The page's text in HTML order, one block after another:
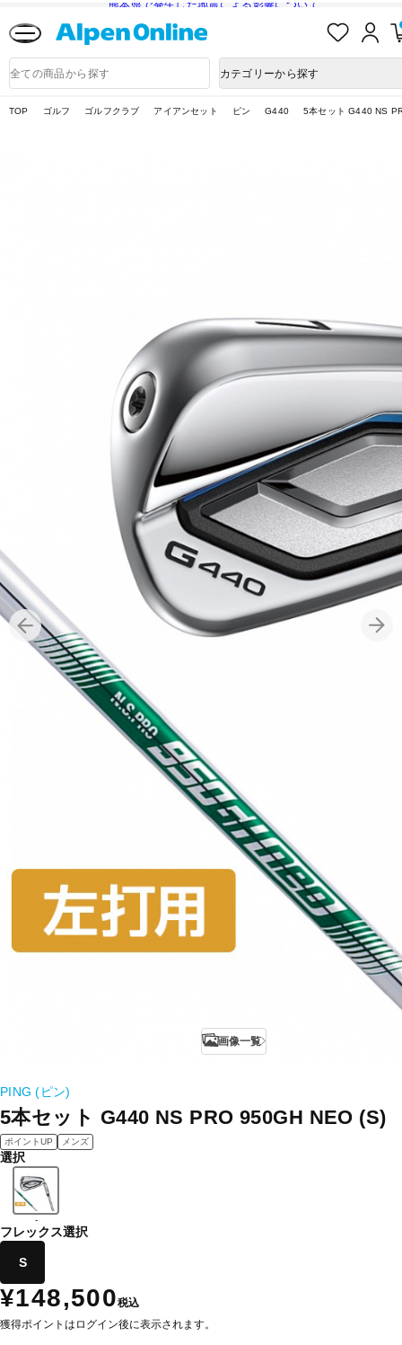
熊本県で発生した地震による影響について
入
ロ
ン
品
検
カテゴリーから探す
TOP ゴルフ ゴルフクラブ アイアンセット ピン G440 5本セット G440 NS
画像一覧
PING (ピン)
5本セット G440 NS PRO 950GH NEO (S)
ポイントUP メンズ
選択
-
フレックス選択
S
¥148,500税込
獲得ポイントはログイン後に表示されます。